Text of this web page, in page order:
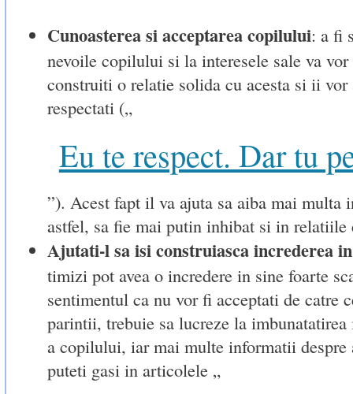
Cunoasterea si acceptarea copilului: a fi
nevoile copilului si la interesele sale va vor
construiti o relatie solida cu acesta si ii vor
respectati („
Eu te respect. Dar tu
”). Acest fapt il va ajuta sa aiba mai multa
astfel, sa fie mai putin inhibat si in
Ajutati-l sa isi construiasca increderea
timizi pot avea o incredere in sine foarte
sentimentul ca nu vor fi acceptati de catre
parintii, trebuie sa lucreze la
a copilului, iar mai multe informatii despre
puteti gasi in articolele „